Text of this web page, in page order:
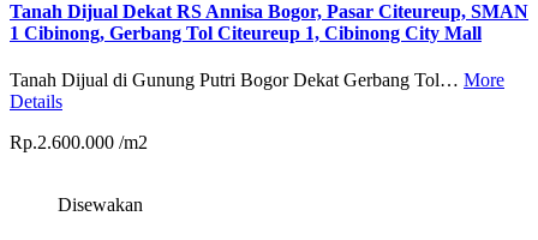
Tanah Dijual Dekat RS Annisa Bogor, Pasar Citeureup, SMAN
1 Cibinong, Gerbang Tol Citeureup 1, Cibinong City Mall
Tanah Dijual di Gunung Putri Bogor Dekat Gerbang Tol… More
Details
Rp.2.600.000 /m2
Disewakan